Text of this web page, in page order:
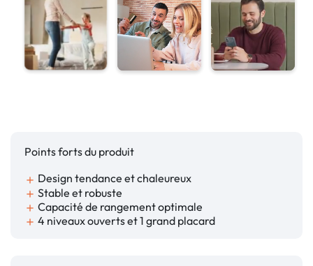
Points forts du produit
add Design tendance et chaleureux
add Stable et robuste
add Capacité de rangement optimale
add 4 niveaux ouverts et 1 grand placard